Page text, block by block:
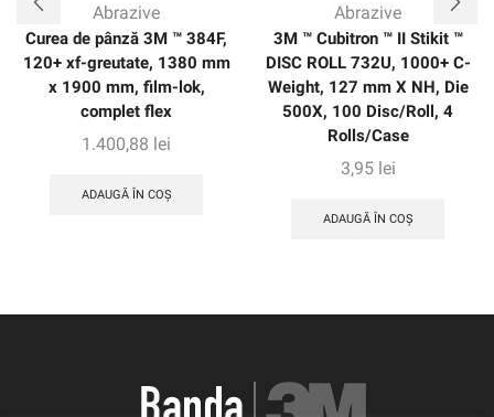
Abrazive
Curea de pânză 3M ™ 384F,
120+ xf-greutate, 1380 mm
x 1900 mm, film-lok,
complet flex
1.400,88 lei
ADAUGĂ ÎN COȘ
Abrazive
3M ™ Cubitron ™ II Stikit ™
DISC ROLL 732U, 1000+ C-
Weight, 127 mm X NH, Die
500X, 100 Disc/Roll, 4
Rolls/Case
3,95 lei
ADAUGĂ ÎN COȘ